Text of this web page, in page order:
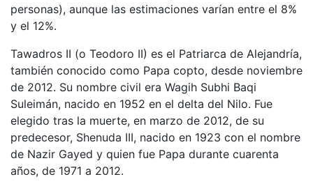
personas), aunque las estimaciones varían entre el 8%
y el 12%.
Tawadros II (o Teodoro II) es el Patriarca de Alejandría,
también conocido como Papa copto, desde noviembre
de 2012. Su nombre civil era Wagih Subhi Baqi
Suleimán, nacido en 1952 en el delta del Nilo. Fue
elegido tras la muerte, en marzo de 2012, de su
predecesor, Shenuda III, nacido en 1923 con el nombre
de Nazir Gayed y quien fue Papa durante cuarenta
años, de 1971 a 2012.